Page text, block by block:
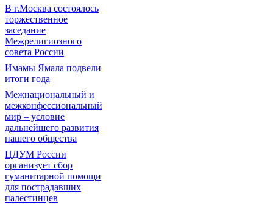
В г.Москва состоялось
торжественное
заседание
Межрелигиозного
совета России
Имамы Ямала подвели
итоги года
Межнациональный и
межконфессиональный
мир – условие
дальнейшего развития
нашего общества
ЦДУМ России
организует сбор
гуманитарной помощи
для пострадавших
палестинцев